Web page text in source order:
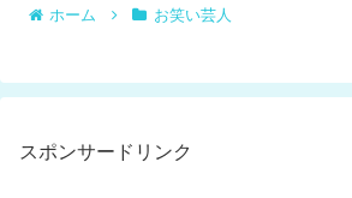
ホーム お笑い芸人
スポンサードリンク